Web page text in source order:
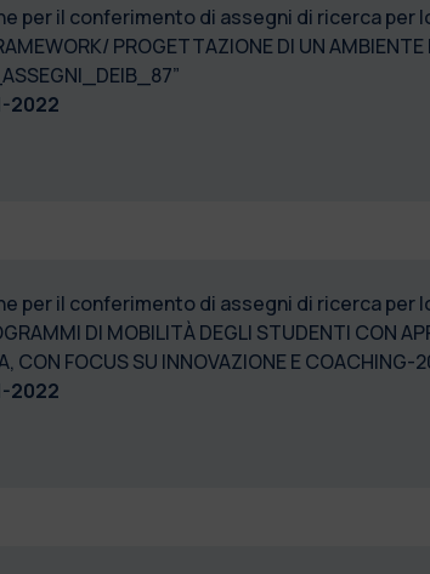
per il conferimento di assegni di ricerca per
PROGETTAZIONE DI UN AMBIENTE
2022
per il conferimento di assegni di ricerca per
DI MOBILITÀ DEGLI STUDENTI CON
CON FOCUS SU INNOVAZIONE E
2022